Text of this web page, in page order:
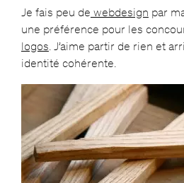
Je fais peu de webdesign par
une préférence pour les
logos. J’aime partir de rien et
identité cohérente.